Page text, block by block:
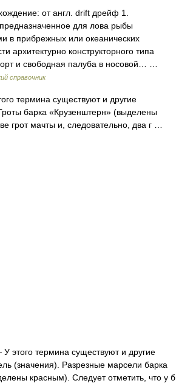
от англ. drift дрейф 1.
для лова рыбы
в прибрежных или океанических
архитектурно конструкторного типа
и свободная палуба в носовой… …
справочник
термина существуют и другие
барка «Крузенштерн» (выделены
грот мачты и, следовательно, два г …
этого термина существуют и другие
(значения). Разрезные марсели барка
красным). Следует отметить, что у б